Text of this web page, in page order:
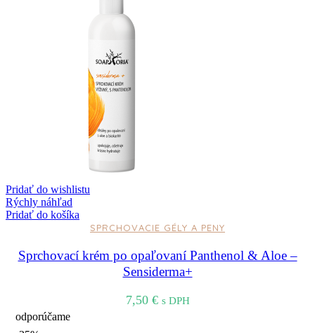
Pridať do wishlistu
Rýchly náhľad
Pridať do košíka
SPRCHOVACIE GÉLY A PENY
Sprchovací krém po opaľovaní Panthenol & Aloe –
Sensiderma+
7,50 € s DPH
odporúčame